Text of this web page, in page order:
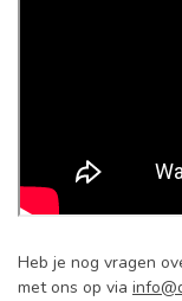
Heb je nog vragen
met ons op via